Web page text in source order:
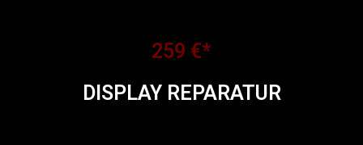
259 €*
DISPLAY REPARATUR